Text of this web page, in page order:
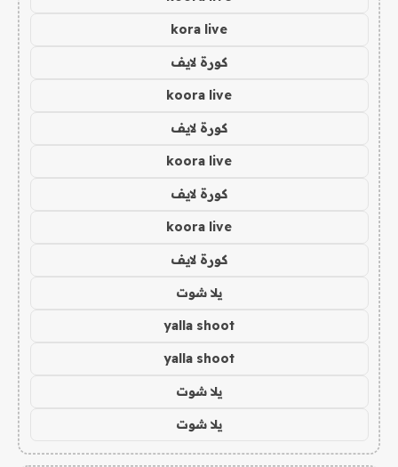
kora live
كورة لايف
koora live
كورة لايف
koora live
كورة لايف
koora live
كورة لايف
يلا شوت
yalla shoot
yalla shoot
يلا شوت
يلا شوت